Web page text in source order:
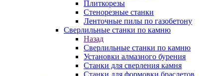
Плиткорезы
Стенорезные станки
Ленточные пилы по газобетону
Сверлильные станки по камню
Назад
Сверлильные станки по камню
Установки алмазного бурения
Станки для сверления камня
Станки для формовки браслетов